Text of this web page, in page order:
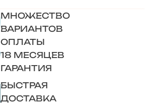
МНОЖЕСТВО
ВАРИАНТОВ
ОПЛАТЫ
18 МЕСЯЦЕВ
ГАРАНТИЯ
БЫСТРАЯ
ДОСТАВКА